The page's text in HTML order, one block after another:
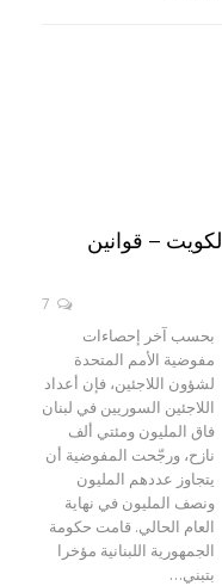
– قوانين
بحسب آخر إحصاءات
مفوضية الأمم المتحدة
لشؤون اللاجئين، فإن أعداد
اللاجئين السوريين في لبنان
فاق المليون ومئتي ألف
نازح، ورجّحت المفوضية أن
يتجاوز عددهم المليون
ونصف المليون في نهاية
العام الحالي. قامت حكومة
الجمهورية اللبنانية مؤخرا
بتبني…